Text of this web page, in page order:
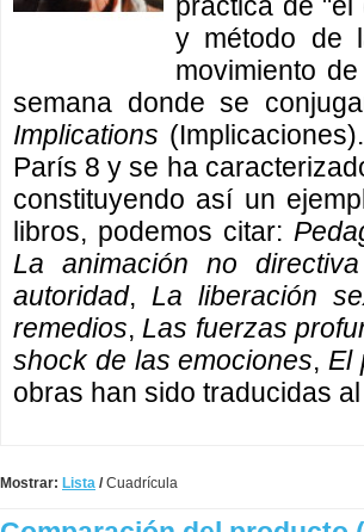
y método de
movimiento
semana donde se
Implications
París 8 y se ha
constituyendo así un
libros, podemos citar:
La animación no
autoridad, La liberación
remedios, Las fuerzas
shock de las emociones, El
obras han sido traducidas
Mostrar: Lista /Cuadrícula